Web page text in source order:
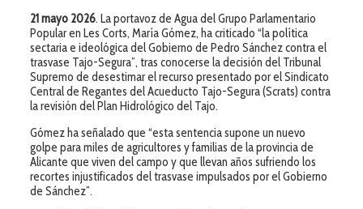
21 mayo 2026. La portavoz de Agua del Grupo Parlamentario
Popular en Les Corts, María Gómez, ha criticado “la política
sectaria e ideológica del Gobierno de Pedro Sánchez contra el
trasvase Tajo-Segura”, tras conocerse la decisión del Tribunal
Supremo de desestimar el recurso presentado por el Sindicato
Central de Regantes del Acueducto Tajo-Segura (Scrats) contra
la revisión del Plan Hidrológico del Tajo.
Gómez ha señalado que “esta sentencia supone un nuevo
golpe para miles de agricultores y familias de la provincia de
Alicante que viven del campo y que llevan años sufriendo los
recortes injustificados del trasvase impulsados por el Gobierno
de Sánchez”.